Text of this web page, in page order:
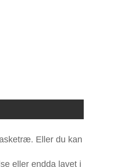
Eller du kan
eller endda lavet i